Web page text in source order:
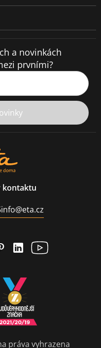
a novinkách
prvními?
kontaktu
info@eta.cz
práva vyhrazena